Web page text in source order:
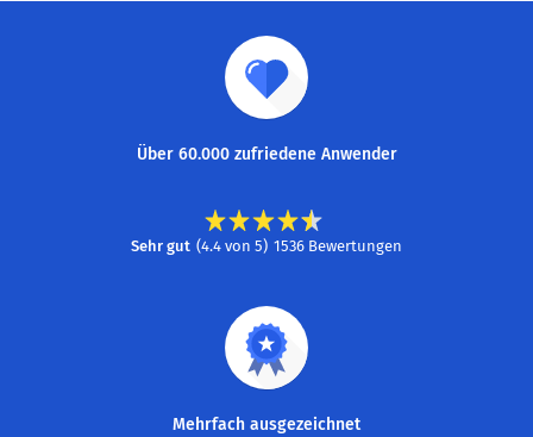
Über 60.000 zufriedene Anwender
Sehr gut (4.4 von 5) 1536 Bewertungen
Mehrfach ausgezeichnet